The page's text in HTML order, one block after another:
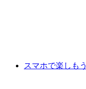
スマホで楽しもう